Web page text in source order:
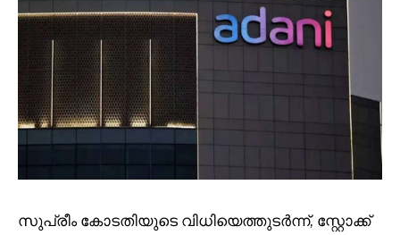
സുപ്രീം കോടതിയുടെ വിധിയെത്തുടർന്ന്, സ്റ്റോക്ക്